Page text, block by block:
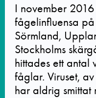
I november
fågelinfluensa
Sörmland,
Stockholms
hittades ett antal
fåglar. Viruset,
har aldrig smittat